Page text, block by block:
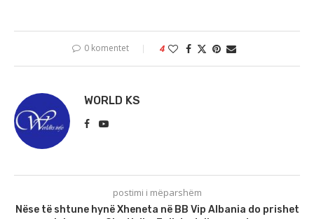
0 komentet 4
WORLD KS
postimi i mëparshëm
Nëse të shtune hynë Xheneta në BB Vip Albania do prishet